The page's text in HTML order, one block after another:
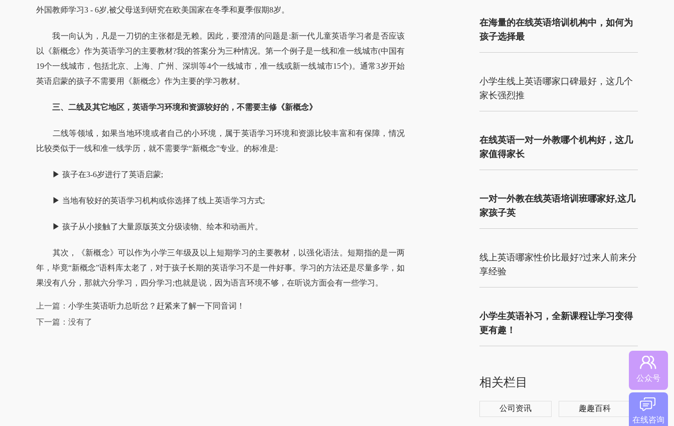
外国教师学习3 - 6岁,被父母送到研究在欧美国家在冬季和夏季假期8岁。
我一向认为，凡是一刀切的主张都是无赖。因此，要澄清的问题是:新一代儿童英语学习者是否应该
以《新概念》作为英语学习的主要教材?我的答案分为三种情况。第一个例子是一线和准一线城市(中国有
19个一线城市，包括北京、上海、广州、深圳等4个一线城市，准一线或新一线城市15个)。通常3岁开始
英语启蒙的孩子不需要用《新概念》作为主要的学习教材。
三、二线及其它地区，英语学习环境和资源较好的，不需要主修《新概念》
二线等领域，如果当地环境或者自己的小环境，属于英语学习环境和资源比较丰富和有保障，情况
比较类似于一线和准一线学历，就不需要学“新概念”专业。的标准是:
▶ 孩子在3-6岁进行了英语启蒙;
▶ 当地有较好的英语学习机构或你选择了线上英语学习方式;
▶ 孩子从小接触了大量原版英文分级读物、绘本和动画片。
其次，《新概念》可以作为小学三年级及以上短期学习的主要教材，以强化语法。短期指的是一两
年，毕竟“新概念”语料库太老了，对于孩子长期的英语学习不是一件好事。学习的方法还是尽量多学，如
果没有八分，那就六分学习，四分学习;也就是说，因为语言环境不够，在听说方面会有一些学习。
上一篇： 小学生英语听力总听岔？赶紧来了解一下同音词！
下一篇：没有了
在海量的在线英语培训机构中，如何为
孩子选择最
小学生线上英语哪家口碑最好，这几个
家长强烈推
在线英语一对一外教哪个机构好，这几
家值得家长
一对一外教在线英语培训班哪家好,这几
家孩子英
线上英语哪家性价比最好?过来人前来分
享经验
小学生英语补习，全新课程让学习变得
更有趣！
相关栏目
公司资讯 趣趣百科
公众号
在线咨询